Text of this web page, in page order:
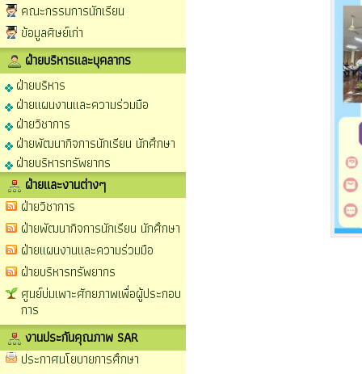
คณะกรรมการนักเรียน
ข้อมูลศิษย์เก่า
ฝ่ายบริหารและบุคลากร
ฝ่ายบริหาร
ฝ่ายแผนงานและความร่วมมือ
ฝ่ายวิชาการ
ฝ่ายพัฒนากิจการนักเรียน นักศึกษา
ฝ่ายบริหารทรัพยากร
ฝ่ายและงานต่างๆ
ฝ่ายวิชาการ
ฝ่ายพัฒนากิจการนักเรียน นักศึกษา
ฝ่ายแผนงานและความร่วมมือ
ฝ่ายบริหารทรัพยากร
ศูนย์บ่มเพาะศักยภาพเพื่อผู้ประกอบ
การ
งานประกันคุณภาพ SAR
ประกาศนโยบายการศึกษา